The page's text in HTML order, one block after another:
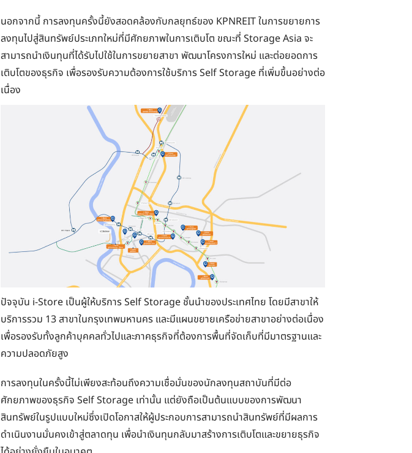
นอกจากนี้ การลงทุนครั้งนี้ยังสอดคล้องกับกลยุทธ์ของ KPNREIT ในการขยายการ
ลงทุนไปสู่สินทรัพย์ประเภทใหม่ที่มีศักยภาพในการเติบโต ขณะที่ Storage Asia จะ
สามารถนำเงินทุนที่ได้รับไปใช้ในการขยายสาขา พัฒนาโครงการใหม่ และต่อยอดการ
เติบโตของธุรกิจ เพื่อรองรับความต้องการใช้บริการ Self Storage ที่เพิ่มขึ้นอย่างต่อ
เนื่อง
ปัจจุบัน i-Store เป็นผู้ให้บริการ Self Storage ชั้นนำของประเทศไทย โดยมีสาขาให้
บริการรวม 13 สาขาในกรุงเทพมหานคร และมีแผนขยายเครือข่ายสาขาอย่างต่อเนื่อง
เพื่อรองรับทั้งลูกค้าบุคคลทั่วไปและภาคธุรกิจที่ต้องการพื้นที่จัดเก็บที่มีมาตรฐานและ
ความปลอดภัยสูง
การลงทุนในครั้งนี้ไม่เพียงสะท้อนถึงความเชื่อมั่นของนักลงทุนสถาบันที่มีต่อ
ศักยภาพของธุรกิจ Self Storage เท่านั้น แต่ยังถือเป็นต้นแบบของการพัฒนา
สินทรัพย์ในรูปแบบใหม่ซึ่งเปิดโอกาสให้ผู้ประกอบการสามารถนำสินทรัพย์ที่มีผลการ
ดำเนินงานมั่นคงเข้าสู่ตลาดทุน เพื่อนำเงินทุนกลับมาสร้างการเติบโตและขยายธุรกิจ